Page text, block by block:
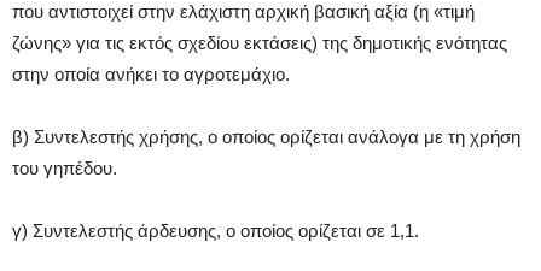
που αντιστοιχεί στην ελάχιστη αρχική βασική αξία (η «τιμή
ζώνης» για τις εκτός σχεδίου εκτάσεις) της δημοτικής ενότητας
στην οποία ανήκει το αγροτεμάχιο.
β) Συντελεστής χρήσης, ο οποίος ορίζεται ανάλογα με τη χρήση
του γηπέδου.
γ) Συντελεστής άρδευσης, ο οποίος ορίζεται σε 1,1.